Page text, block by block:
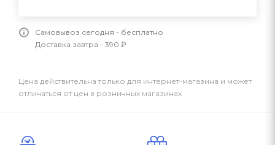
Самовывоз сегодня - бесплатно
Доставка завтра - 390 ₽
Цена действительна только для интернет-магазина и может
отличаться от цен в розничных магазинах